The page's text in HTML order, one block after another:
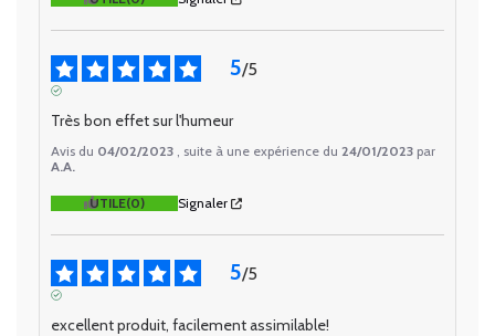
5/5
Très bon effet sur l'humeur
Avis du 04/02/2023 , suite à une expérience du 24/01/2023 par
A.A.
UTILE(0) Signaler
5/5
excellent produit, facilement assimilable!